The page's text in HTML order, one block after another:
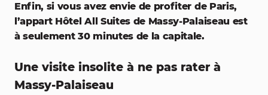
Enfin, si vous avez envie de profiter de Paris,
l’appart Hôtel All Suites de Massy-Palaiseau est
à seulement 30 minutes de la capitale.
Une visite insolite à ne pas rater à
Massy-Palaiseau